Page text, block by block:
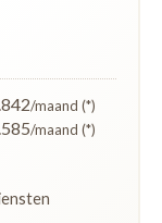
/maand (*)
/maand (*)